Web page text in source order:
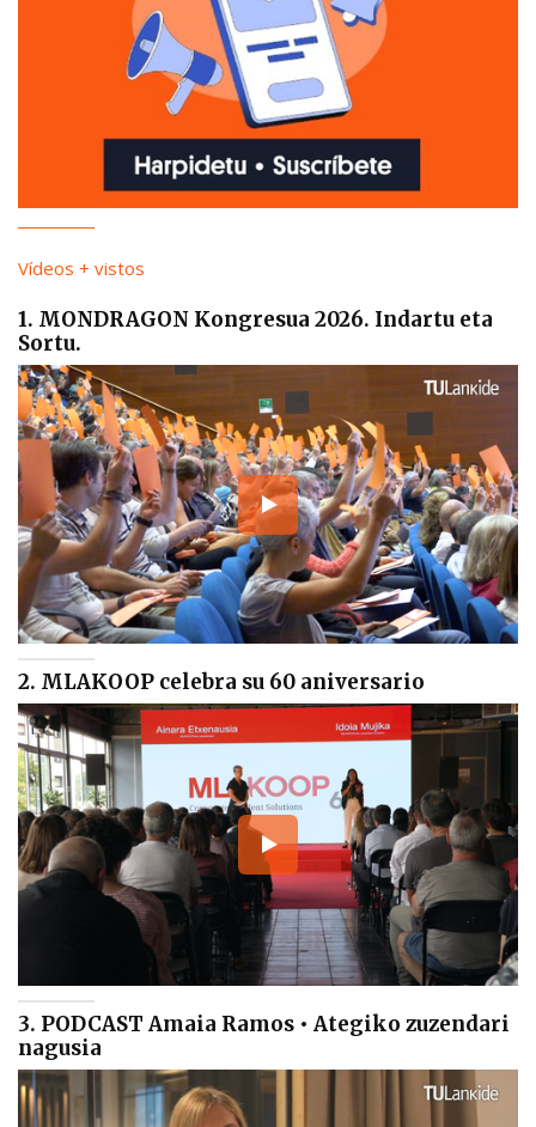
Vídeos + vistos
1. MONDRAGON Kongresua 2026. Indartu eta
Sortu.
2. MLAKOOP celebra su 60 aniversario
3. PODCAST Amaia Ramos • Ategiko zuzendari
nagusia